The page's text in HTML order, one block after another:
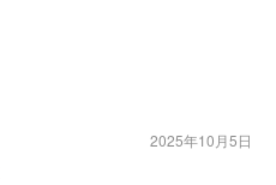
2025年10月5日